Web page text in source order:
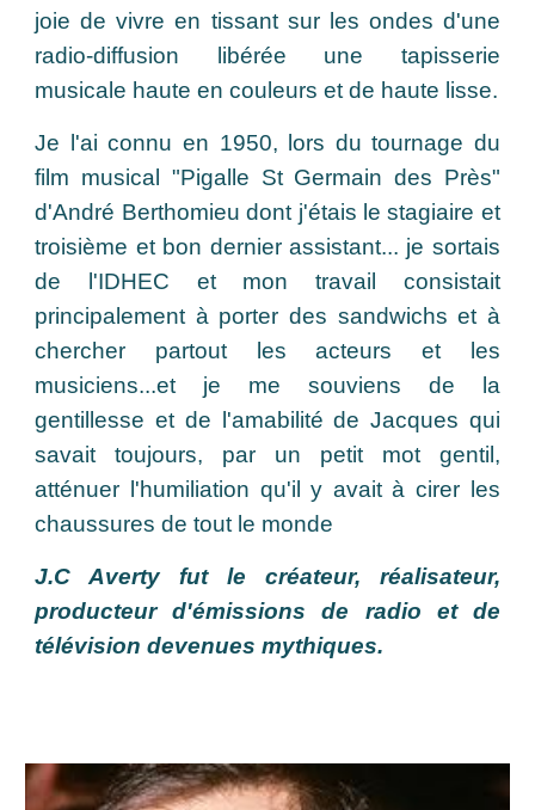
joie de vivre en tissant sur les ondes d'une
radio-diffusion libérée une tapisserie
musicale haute en couleurs et de haute lisse.
Je l'ai connu en 1950, lors du tournage du
film musical "Pigalle St Germain des Près"
d'André Berthomieu dont j'étais le stagiaire et
troisième et bon dernier assistant... je sortais
de l'IDHEC et mon travail consistait
principalement à porter des sandwichs et à
chercher partout les acteurs et les
musiciens...et je me souviens de la
gentillesse et de l'amabilité de Jacques qui
savait toujours, par un petit mot gentil,
atténuer l'humiliation qu'il y avait à cirer les
chaussures de tout le monde
J.C Averty fut le créateur, réalisateur,
producteur d'émissions de radio et de
télévision devenues mythiques.